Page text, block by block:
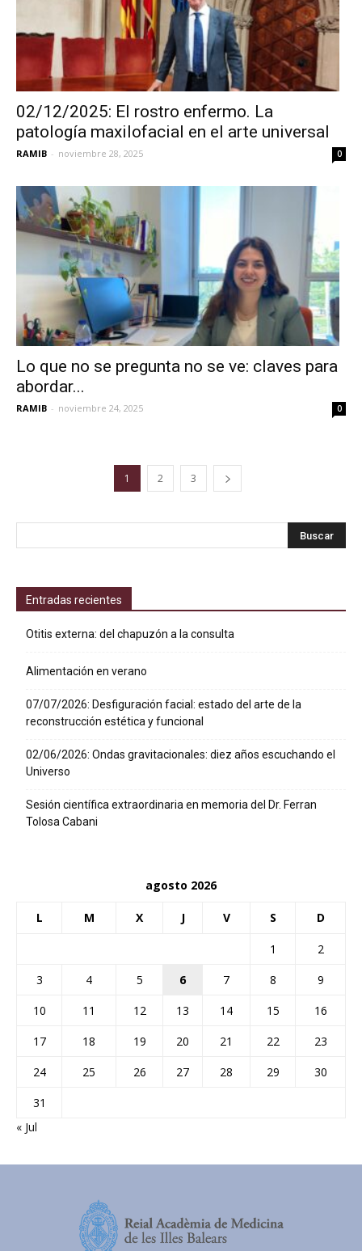
02/12/2025: El rostro enfermo. La
patología maxilofacial en el arte universal
RAMIB - noviembre 28, 2025 0
Lo que no se pregunta no se ve: claves para
abordar...
RAMIB - noviembre 24, 2025 0
1 2 3
Entradas recientes
Otitis externa: del chapuzón a la consulta
Alimentación en verano
07/07/2026: Desfiguración facial: estado del arte de la
reconstrucción estética y funcional
02/06/2026: Ondas gravitacionales: diez años escuchando el
Universo
Sesión científica extraordinaria en memoria del Dr. Ferran
Tolosa Cabani
agosto 2026
L M X J V S D
1
2
3
4 5 6 7 8
9
10
11 12 13 14 15
16
17
18 19 20 21 22
23
24
25 26 27 28 29
30
31
« Jul